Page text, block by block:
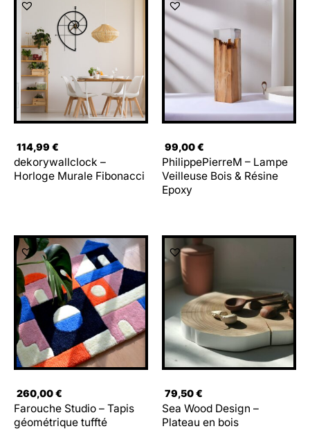
114,99 €
dekorywallclock –
Horloge Murale Fibonacci
99,00€
PhilippePierreM – Lampe
Veilleuse Bois & Résine
Epoxy
260,00€
Farouche Studio – Tapis
géométrique tuffté
79,50€
Sea Wood Design –
Plateau en bois